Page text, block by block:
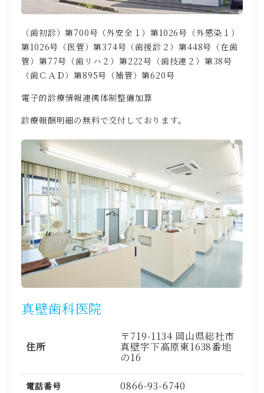
（歯初診）第700号（外安全１）第1026号（外感染１）
第1026号（医管）第374号（歯援診２）第448号（在歯
管）第77号（歯リハ２）第222号（歯技連２）第38号
（歯ＣＡＤ）第895号（補管）第620号
電子的診療情報連携体制整備加算
診療報酬明細の無料で交付しております。
真壁歯科医院
住所
〒719-1134 岡山県総社市
真壁字下高原東1638番地
の16
電話番号 0866-93-6740